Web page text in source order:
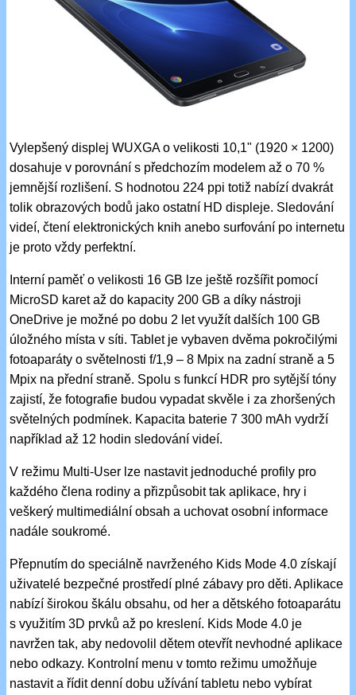
Vylepšený displej WUXGA o velikosti 10,1" (1920 × 1200)
dosahuje v porovnání s předchozím modelem až o 70 %
jemnější rozlišení. S hodnotou 224 ppi totiž nabízí dvakrát
tolik obrazových bodů jako ostatní HD displeje. Sledování
videí, čtení elektronických knih anebo surfování po internetu
je proto vždy perfektní.
Interní paměť o velikosti 16 GB lze ještě rozšířit pomocí
MicroSD karet až do kapacity 200 GB a díky nástroji
OneDrive je možné po dobu 2 let využít dalších 100 GB
úložného místa v síti. Tablet je vybaven dvěma pokročilými
fotoaparáty o světelnosti f/1,9 – 8 Mpix na zadní straně a 5
Mpix na přední straně. Spolu s funkcí HDR pro sytější tóny
zajistí, že fotografie budou vypadat skvěle i za zhoršených
světelných podmínek. Kapacita baterie 7 300 mAh vydrží
například až 12 hodin sledování videí.
V režimu Multi-User lze nastavit jednoduché profily pro
každého člena rodiny a přizpůsobit tak aplikace, hry i
veškerý multimediální obsah a uchovat osobní informace
nadále soukromé.
Přepnutím do speciálně navrženého Kids Mode 4.0 získají
uživatelé bezpečné prostředí plné zábavy pro děti. Aplikace
nabízí širokou škálu obsahu, od her a dětského fotoaparátu
s využitím 3D prvků až po kreslení. Kids Mode 4.0 je
navržen tak, aby nedovolil dětem otevřít nevhodné aplikace
nebo odkazy. Kontrolní menu v tomto režimu umožňuje
nastavit a řídit denní dobu užívání tabletu nebo vybírat